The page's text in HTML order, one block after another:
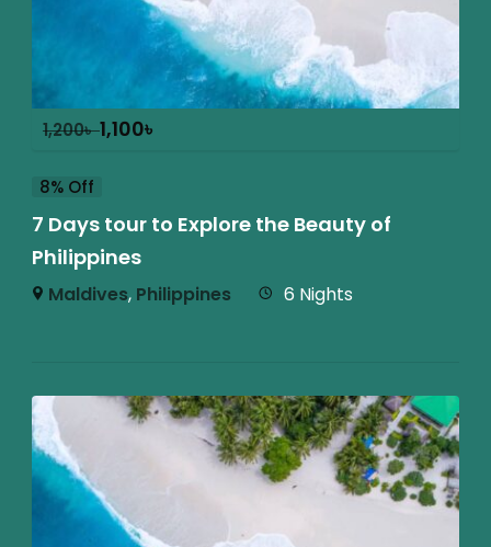
1,200৳1,100৳
8% Off
7 Days tour to Explore the Beauty of
Philippines
Maldives, Philippines 6 Nights